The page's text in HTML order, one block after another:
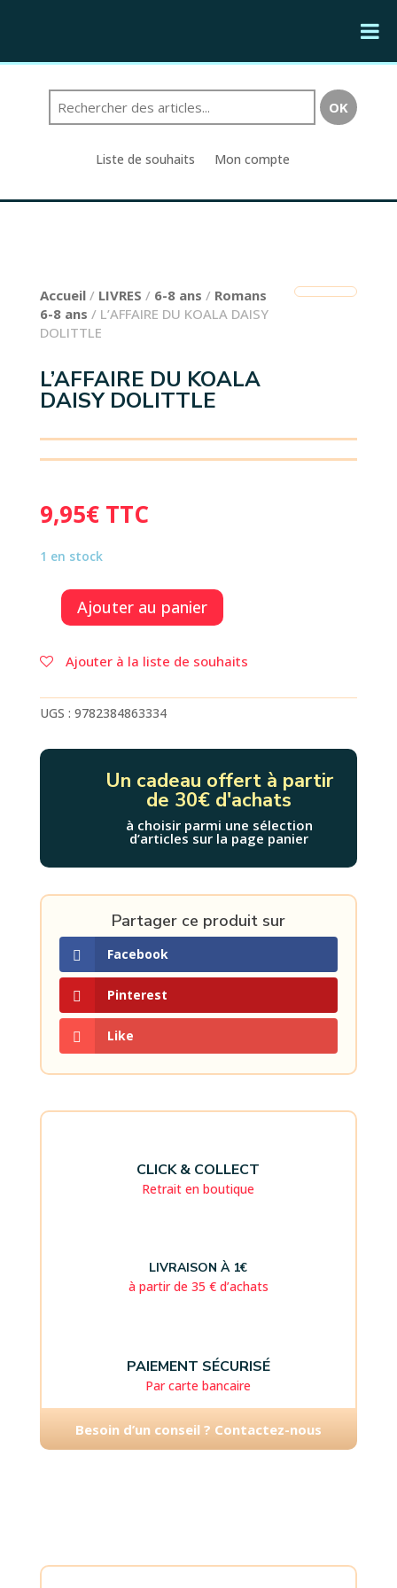
Liste de souhaits Mon compte
Accueil/ LIVRES / 6-8 ans / Romans
6-8 ans / L’AFFAIRE DU KOALA DAISY
DOLITTLE
L’AFFAIRE DU KOALA
DAISY DOLITTLE
9,95€ TTC
1 en stock
quantité
L'AFFAIRE
DU
DAISY
Ajouter au panier
Ajouter à la liste de souhaits
UGS : 9782384863334
Un cadeau offert à partir
de 30€ d'achats
à choisir parmi une sélection
d’articles sur la page panier
Partager ce produit sur
Facebook
Pinterest
Like
CLICK & COLLECT
Retrait en boutique
LIVRAISON À 1€
à partir de 35 € d’achats
PAIEMENT SÉCURISÉ
Par carte bancaire
Besoin d’un conseil ? Contactez-nous